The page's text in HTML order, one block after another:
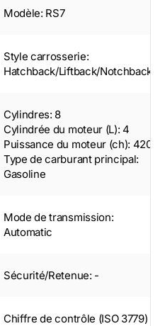
Modèle: RS7
Style carrosserie:
Hatchback/Liftback/Notchback
Cylindres: 8
Cylindrée du moteur (L): 4
Puissance du moteur (ch): 420
Type de carburant principal:
Gasoline
Mode de transmission:
Automatic
Sécurité/Retenue: -
Chiffre de contrôle (ISO 3779)